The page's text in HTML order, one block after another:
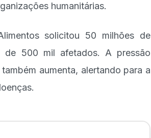
humanitárias.
solicitou 50 milhões de
de 500 mil afetados. A pressão
aumenta, alertando para a